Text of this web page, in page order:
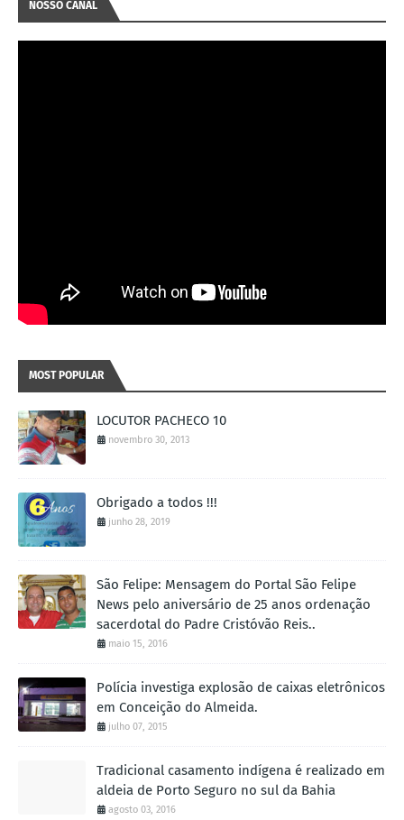
NOSSO CANAL
MOST POPULAR
LOCUTOR PACHECO 10
novembro 30, 2013
Obrigado a todos !!!
junho 28, 2019
São Felipe: Mensagem do Portal São Felipe
News pelo aniversário de 25 anos ordenação
sacerdotal do Padre Cristóvão Reis..
maio 15, 2016
Polícia investiga explosão de caixas eletrônicos
em Conceição do Almeida.
julho 07, 2015
Tradicional casamento indígena é realizado em
aldeia de Porto Seguro no sul da Bahia
agosto 03, 2016